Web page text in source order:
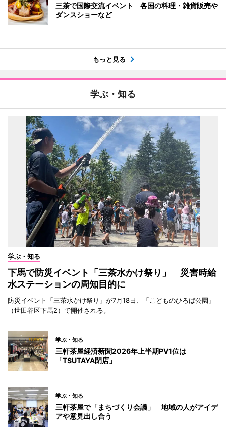
三茶で国際交流イベント 各国の料理・雑貨販売や
ダンスショーなど
もっと見る
学ぶ・知る
学ぶ・知る
下馬で防災イベント「三茶水かけ祭り」 災害時給
水ステーションの周知目的に
防災イベント「三茶水かけ祭り」が7月18日、「こどものひろば公園」
（世田谷区下馬2）で開催される。
学ぶ・知る
三軒茶屋経済新聞2026年上半期PV1位は
「TSUTAYA閉店」
学ぶ・知る
三軒茶屋で「まちづくり会議」 地域の人がアイデ
アや意見出し合う